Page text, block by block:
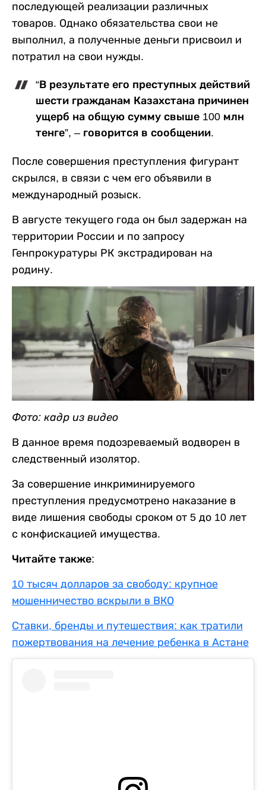
последующей реализации различных
товаров. Однако обязательства свои не
выполнил, а полученные деньги присвоил и
потратил на свои нужды.
“В результате его преступных действий
шести гражданам Казахстана причинен
ущерб на общую сумму свыше 100 млн
тенге”, – говорится в сообщении.
После совершения преступления фигурант
скрылся, в связи с чем его объявили в
международный розыск.
В августе текущего года он был задержан на
территории России и по запросу
Генпрокуратуры РК экстрадирован на
родину.
Фото: кадр из видео
В данное время подозреваемый водворен в
следственный изолятор.
За совершение инкриминируемого
преступления предусмотрено наказание в
виде лишения свободы сроком от 5 до 10 лет
с конфискацией имущества.
Читайте также:
10 тысяч долларов за свободу: крупное
мошенничество вскрыли в ВКО
Ставки, бренды и путешествия: как тратили
пожертвования на лечение ребенка в Астане